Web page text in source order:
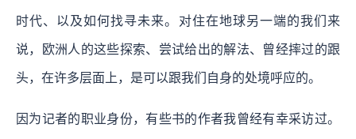
时代、以及如何找寻未来。对住在地球另一端的我们来
说，欧洲人的这些探索、尝试给出的解法、曾经摔过的跟
头，在许多层面上，是可以跟我们自身的处境呼应的。
因为记者的职业身份，有些书的作者我曾经有幸采访过。